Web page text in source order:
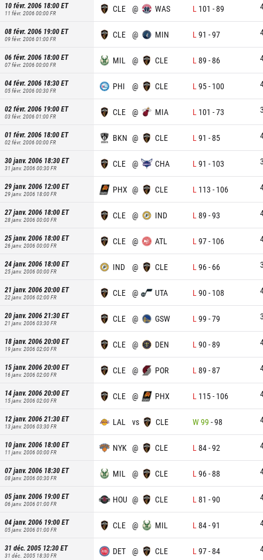
10 févr. 2006 18:00ET
11 févr. 2006 00:00FR CLE @ WAS L 101 -89
08 févr. 2006 19:00ET
09 févr. 2006 01:00FR CLE @ MIN L 91 -97
06 févr. 2006 18:00ET
07 févr. 2006 00:00FR MIL @ CLE L 89 -86
04 févr. 2006 18:30ET
05 févr. 2006 00:30FR PHI @ CLE L 95- 100
02 févr. 2006 19:00ET
03 févr. 2006 01:00FR CLE @ MIA L 101 -73
01 févr. 2006 18:00ET
02 févr. 2006 00:00FR BKN @ CLE L 91 -85
30 janv. 2006 18:30ET
31 janv. 2006 00:30FR CLE @ CHA L 91 - 103
29 janv. 2006 12:00ET
29 janv. 2006 18:00FR PHX @ CLE L 113 - 106
27 janv. 2006 18:00ET
28 janv. 2006 00:00FR CLE @ IND L 89 -93
25 janv. 2006 18:00ET
26 janv. 2006 00:00FR CLE @ ATL L 97- 106
24 janv. 2006 18:00ET
25 janv. 2006 00:00FR IND @ CLE L 96- 66
21 janv. 2006 20:00ET
22 janv. 2006 02:00FR CLE @ UTA L 90- 108
20 janv. 2006 21:30ET
21 janv. 2006 03:30FR CLE @ GSW L 99 -79
18 janv. 2006 20:00ET
19 janv. 2006 02:00FR CLE @ DEN L 90-89
15 janv. 2006 20:00ET
16 janv. 2006 02:00FR CLE @ POR L 89 -87
14 janv. 2006 20:00ET
15 janv. 2006 02:00FR CLE @ PHX L 115- 106
12 janv. 2006 21:30ET
13 janv. 2006 03:30FR LAL vs CLE W99 -98
10 janv. 2006 18:00ET
11 janv. 2006 00:00FR NYK @ CLE L 84-92
07 janv. 2006 18:30ET
08 janv. 2006 00:30FR MIL @ CLE L 96-88
05 janv. 2006 19:00ET
06 janv. 2006 01:00FR HOU @ CLE L 81 -90
04 janv. 2006 19:00ET
05 janv. 2006 01:00FR CLE @ MIL L 84-91
31 déc. 2005 12:30ET
31 déc. 2005 18:30FR DET @ CLE L 97-84